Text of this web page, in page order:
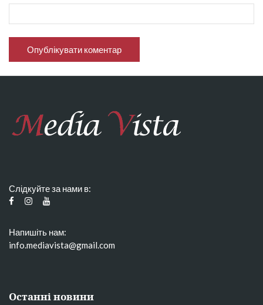
Слідкуйте за нами в:
Напишіть нам:
info.mediavista@gmail.com
Останні новини